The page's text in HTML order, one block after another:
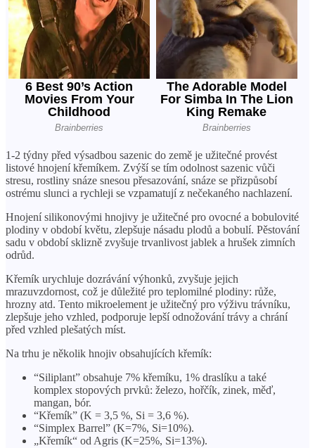
1-2 týdny před výsadbou sazenic do země je užitečné provést
listové hnojení křemíkem. Zvýší se tím odolnost sazenic vůči
stresu, rostliny snáze snesou přesazování, snáze se přizpůsobí
ostrému slunci a rychleji se vzpamatují z nečekaného nachlazení.
Hnojení silikonovými hnojivy je užitečné pro ovocné a bobulovité
plodiny v období květu, zlepšuje násadu plodů a bobulí. Pěstování
sadu v období sklizně zvyšuje trvanlivost jablek a hrušek zimních
odrůd.
Křemík urychluje dozrávání výhonků, zvyšuje jejich
mrazuvzdornost, což je důležité pro teplomilné plodiny: růže,
hrozny atd. Tento mikroelement je užitečný pro výživu trávníku,
zlepšuje jeho vzhled, podporuje lepší odnožování trávy a chrání
před vzhled plešatých míst.
Na trhu je několik hnojiv obsahujících křemík:
“Siliplant” obsahuje 7% křemíku, 1% draslíku a také
komplex stopových prvků: železo, hořčík, zinek, měď,
mangan, bór.
“Křemík” (K = 3,5 %, Si = 3,6 %).
“Simplex Barrel” (K=7%, Si=10%).
„Křemík“ od Agris (K=25%, Si=13%).